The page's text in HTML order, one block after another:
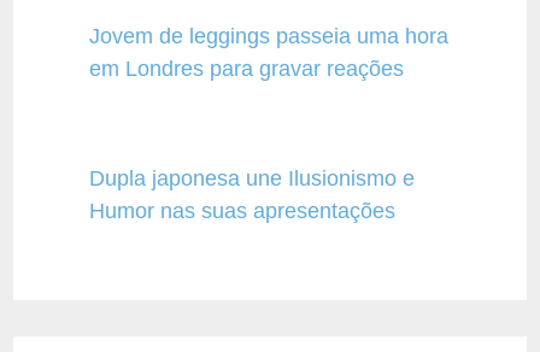
Jovem de leggings passeia uma hora
em Londres para gravar reações
Dupla japonesa une Ilusionismo e
Humor nas suas apresentações